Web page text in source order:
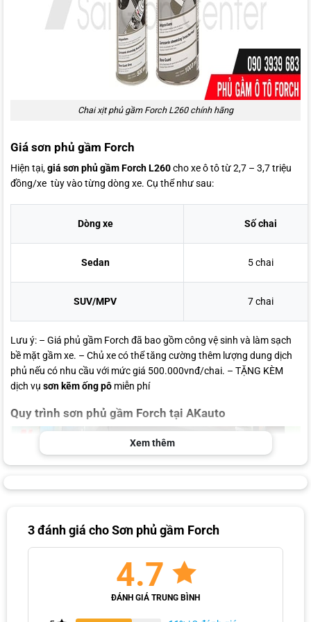
Chai xịt phủ gầm Forch L260 chính hãng
Giá sơn phủ gầm Forch
Hiện tại,giá sơn phủ gầm ForchL260cho xe ô tô từ 2,7 – 3,7 triệu
đồng/xe tùy vào từng dòng xe. Cụ thể như sau:
Dòng xe Số chai
Sedan 5 chai
SUV/MPV 7 chai
Lưu ý: – Giá phủ gầm Forch đã bao gồm công vệ sinh và làm sạch
bề mặt gầm xe. – Chủ xe có thể tăng cường thêm lượng dung dịch
phủ nếu có nhu cầu với mức giá 500.000vnđ/chai. – TẶNG KÈM
dịch vụ sơn kẽm ống pô miễn phí
Quy trình sơn phủ gầm Forch tại AKauto
Xem thêm
3 đánh giá choSơn phủ gầm Forch
4.7
ĐÁNH GIÁ TRUNG BÌNH